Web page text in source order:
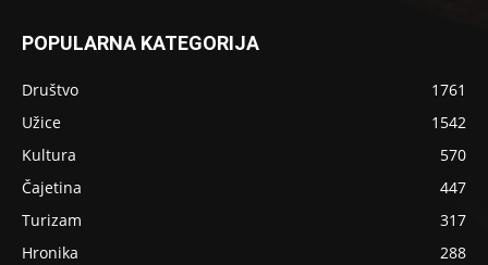
POPULARNA KATEGORIJA
Društvo
1761
Užice
1542
Kultura
570
Čajetina
447
Turizam
317
Hronika
288